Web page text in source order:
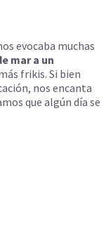
evocaba muchas
mar a un
frikis. Si bien
nos encanta
que algún día se